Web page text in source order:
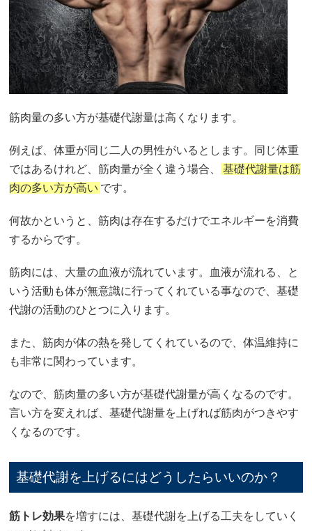
筋肉量の多い方が基礎代謝量は高くなります。
例えば、体重が同じ二人の男性がいるとします。同じ体重
ではあるけれど、筋肉量が全く違う場合、
基礎代謝量は筋
肉の多い方が高い です。
何故かというと、筋肉は存在するだけでエネルギーを消費
するからです。
筋肉には、大量の血液が流れています。血液が流れる、と
いう活動も体が無意識に行ってくれている事なので、基礎
代謝の活動のひとつに入ります。
また、筋肉が体の熱を発してくれているので、体温維持に
も非常に関わっています。
なので、筋肉量の多い方が基礎代謝量が高くなるのです。
言い方を変えれば、基礎代謝量を上げれば筋肉がつきやす
くなるのです。
基礎代謝を上げるにはどうしたらいいのか？
筋トレ効果を増すには、基礎代謝を上げる工夫をしていく